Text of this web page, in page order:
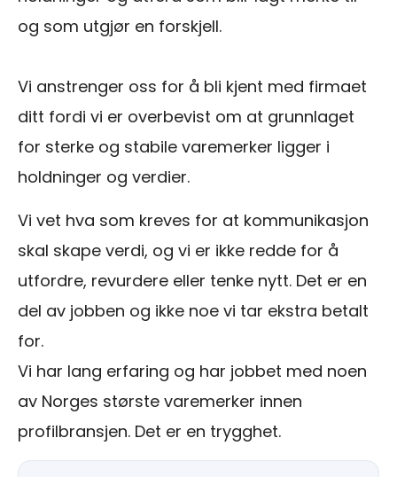
og som utgjør en forskjell.
Vi anstrenger oss for å bli kjent med firmaet
ditt fordi vi er overbevist om at grunnlaget
for sterke og stabile varemerker ligger i
holdninger og verdier.
Vi vet hva som kreves for at kommunikasjon
skal skape verdi, og vi er ikke redde for å
utfordre, revurdere eller tenke nytt. Det er en
del av jobben og ikke noe vi tar ekstra betalt
for.
Vi har lang erfaring og har jobbet med noen
av Norges største varemerker innen
profilbransjen. Det er en trygghet.